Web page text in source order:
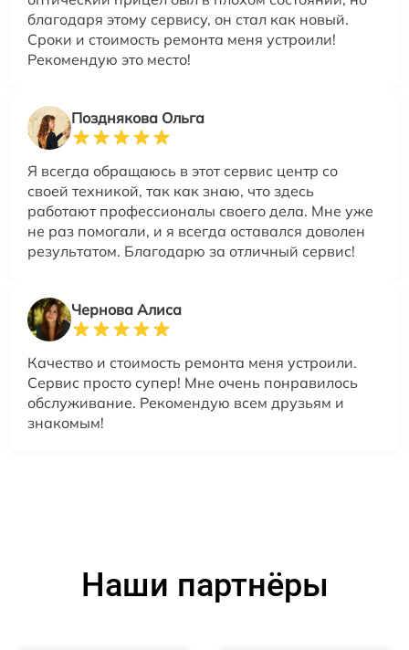
благодаря этому сервису, он стал как новый.
Сроки и стоимость ремонта меня устроили!
Рекомендую это место!
Позднякова Ольга
Я всегда обращаюсь в этот сервис центр со
своей техникой, так как знаю, что здесь
работают профессионалы своего дела. Мне уже
не раз помогали, и я всегда оставался доволен
результатом. Благодарю за отличный сервис!
Чернова Алиса
Качество и стоимость ремонта меня устроили.
Сервис просто супер! Мне очень понравилось
обслуживание. Рекомендую всем друзьям и
знакомым!
Наши партнёры